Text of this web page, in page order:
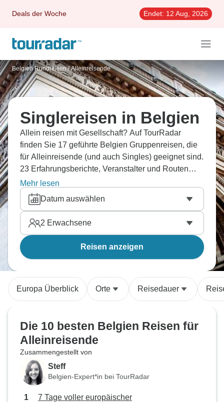
Deals der Woche Endet: 12 Aug, 2026
Belgien Rundreisen / Alleinreisende
Singlereisen in Belgien
Allein reisen mit Gesellschaft? Auf TourRadar
finden Sie 17 geführte Belgien Gruppenreisen, die
für Alleinreisende (und auch Singles) geeignet sind.
23 Erfahrungsberichte, Veranstalter und Routen
vergleichen und die beste Rundreise flexibel
buchen.
Mehr lesen
Datum auswählen
2 Erwachsene
Reisen anzeigen
Europa Überblick Orte Reisedauer
Die 10 besten Belgien Reisen für
Alleinreisende
Zusammengestellt von
Steff
Belgien-Expert*in bei TourRadar
7 Tage voller europäischer